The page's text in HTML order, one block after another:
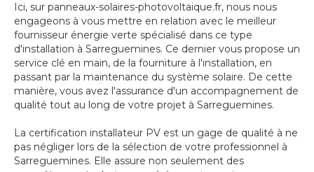
Ici, sur panneaux-solaires-photovoltaique.fr, nous nous
engageons à vous mettre en relation avec le meilleur
fournisseur énergie verte spécialisé dans ce type
d'installation à Sarreguemines. Ce dernier vous propose un
service clé en main, de la fourniture à l'installation, en
passant par la maintenance du système solaire. De cette
manière, vous avez l'assurance d'un accompagnement de
qualité tout au long de votre projet à Sarreguemines.
La certification installateur PV est un gage de qualité à ne
pas négliger lors de la sélection de votre professionnel à
Sarreguemines. Elle assure non seulement des